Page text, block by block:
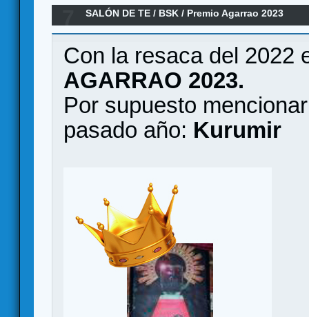
SALÓN DE TE / BSK / Premio Agarrao 2023
Con la resaca del 2022
AGARRAO 2023.
Por supuesto
pasado año: Kurumir